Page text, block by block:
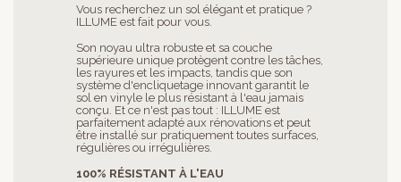
Vous recherchez un sol élégant et pratique ?
ILLUME est fait pour vous.
Son noyau ultra robuste et sa couche
supérieure unique protègent contre les tâches,
les rayures et les impacts, tandis que son
système d'encliquetage innovant garantit le
sol en vinyle le plus résistant à l'eau jamais
conçu. Et ce n'est pas tout : ILLUME est
parfaitement adapté aux rénovations et peut
être installé sur pratiquement toutes surfaces,
régulières ou irrégulières.
100% RÉSISTANT À L'EAU